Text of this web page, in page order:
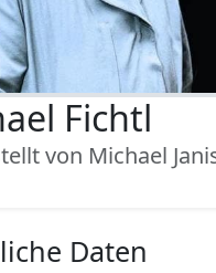
Fichtl
von Michael
Daten